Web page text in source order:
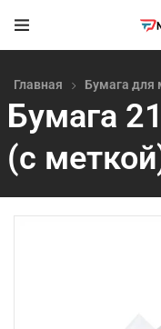
Главная Бумага для
Бумага
(с